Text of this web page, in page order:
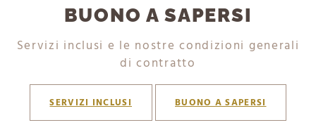
BUONO A SAPERSI
Servizi inclusi e le nostre condizioni generali
di contratto
SERVIZI INCLUSI BUONO A SAPERSI